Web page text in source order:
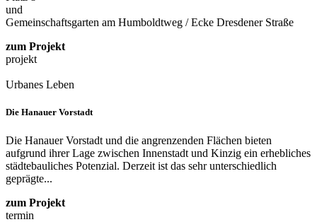
und
Gemeinschaftsgarten am Humboldtweg / Ecke Dresdener Straße
zum Projekt
projekt
Urbanes Leben
Die Hanauer Vorstadt
Die Hanauer Vorstadt und die angrenzenden Flächen bieten
aufgrund ihrer Lage zwischen Innenstadt und Kinzig ein erhebliches
städtebauliches Potenzial. Derzeit ist das sehr unterschiedlich
geprägte...
zum Projekt
termin